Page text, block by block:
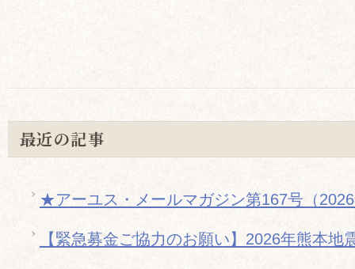
最近の記事
★アーユス・メールマガジン第167号（
【緊急募金ご協力のお願い】2026年熊本地